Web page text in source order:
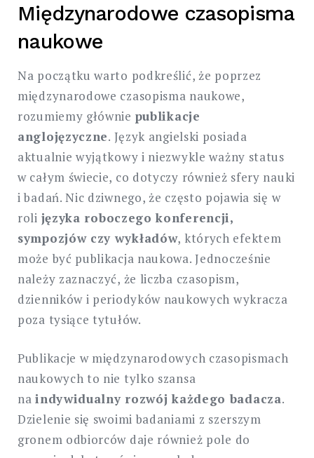
Międzynarodowe czasopisma
naukowe
Na początku warto podkreślić, że poprzez
międzynarodowe czasopisma naukowe,
rozumiemy głównie publikacje
anglojęzyczne. Język angielski posiada
aktualnie wyjątkowy i niezwykle ważny status
w całym świecie, co dotyczy również sfery nauki
i badań. Nic dziwnego, że często pojawia się w
roli języka roboczego konferencji,
sympozjów czy wykładów, których efektem
może być publikacja naukowa. Jednocześnie
należy zaznaczyć, że liczba czasopism,
dzienników i periodyków naukowych wykracza
poza tysiące tytułów.
Publikacje w międzynarodowych czasopismach
naukowych to nie tylko szansa
naindywidualny rozwój każdego badacza.
Dzielenie się swoimi badaniami z szerszym
gronem odbiorców daje również pole do